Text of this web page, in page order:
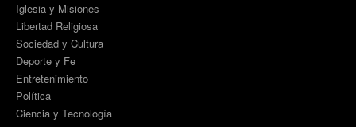
Iglesia y Misiones
Libertad Religiosa
Sociedad y Cultura
Deporte y Fe
Entretenimiento
Política
Ciencia y Tecnología